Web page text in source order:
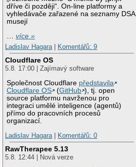
dříve či později“. On-line platformy a
vyhledávače zařazené na seznamy DSA
musejí
…více »
Ladislav Hagara| Komentářů: 9
Cloudflare OS
5.8. 17:00 | Zajímavý software
Společnost Cloudflare představila
Cloudflare OS
(GitHub ), tj. open
source platformu navrženou pro
integraci umělé inteligence (agentů)
přímo do pracovních procesů
organizací.
Ladislav Hagara| Komentářů: 0
RawTherapee 5.13
5.8. 12:44 | Nová verze